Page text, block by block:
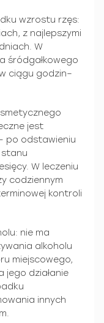
wzrostu rzęs:
z najlepszymi
W
śródgałkowego
ciągu godzin–
jest
po odstawieniu
W leczeniu
codziennym
kontroli
nie ma
alkoholu
miejscowego,
jego działanie
innych